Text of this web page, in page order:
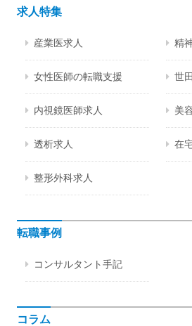
求人特集
産業医求人 精
女性医師の転職支援 世
内視鏡医師求人 美
透析求人 在
整形外科求人
転職事例
コンサルタント手記
コラム